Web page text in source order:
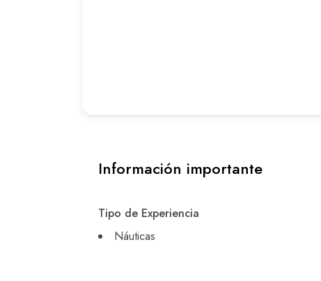
Información importante
Tipo de Experiencia
Náuticas